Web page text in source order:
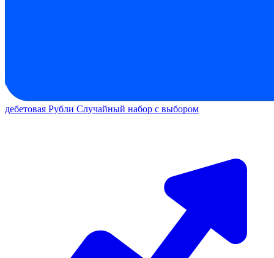
дебетовая Рубли Случайный набор с выбором